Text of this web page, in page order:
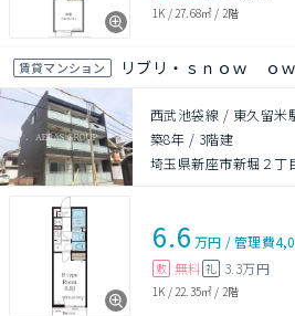
1K / 27.68㎡ / 2階
賃貸マンション リブリ・ｓｎｏｗ ｏ
西武池袋線 / 東久留米
築8年 / 3階建
埼玉県新座市新堀２丁
6.6 万円 /管理費
敷 無料 礼 3.3万円
1K / 22.35㎡ / 2階